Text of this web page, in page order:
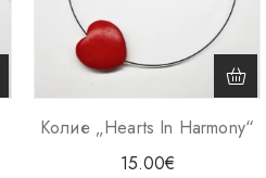
Колие „Hearts In Harmony“
15.00€